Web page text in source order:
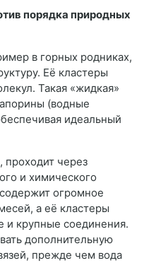
порядка природных
в горных родниках,
Её кластеры
Такая «жидкая»
(водные
идеальный
проходит через
и химического
огромное
а её кластеры
и крупные соединения.
дополнительную
прежде чем вода